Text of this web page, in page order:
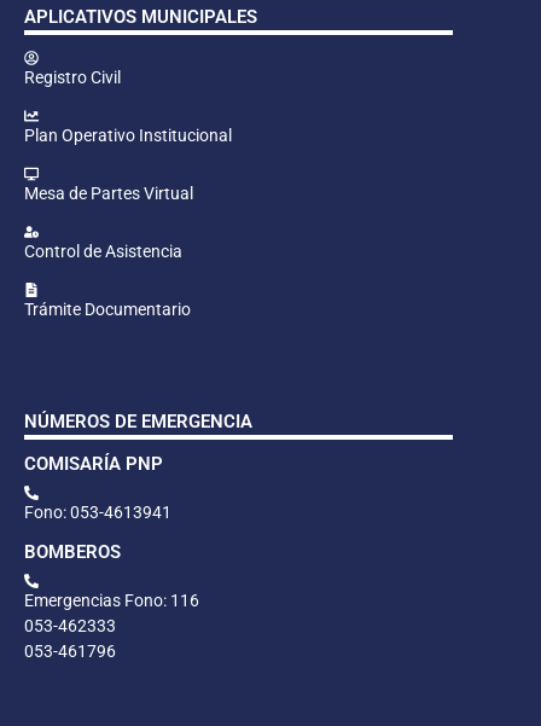
APLICATIVOS MUNICIPALES
Registro Civil
Plan Operativo Institucional
Mesa de Partes Virtual
Control de Asistencia
Trámite Documentario
NÚMEROS DE EMERGENCIA
COMISARÍA PNP
Fono: 053-4613941
BOMBEROS
Emergencias Fono: 116
053-462333
053-461796